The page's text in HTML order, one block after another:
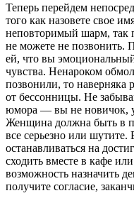
Теперь перейдем
того как назовете свое
неповторимый шарм, так
не можете не позвонить.
ей, что вы
чувства. Ненароком
позвонили, то наверняка
от бессонницы. Не
юмора — вы не новичок,
Женщина должна быть в
все серьезно или
останавливаться на
сходить вместе в кафе
возможность назначить
получите согласие,